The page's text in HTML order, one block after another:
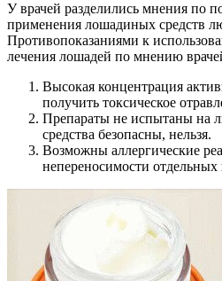
У врачей разделились мнения по
применения лошадиных средств
Противопоказаниями к
лечения лошадей по мнению
Высокая концентрация
получить токсическое
Препараты не испытаны на
средства безопасны, нельзя.
Возможны аллергические
непереносимости отдельных